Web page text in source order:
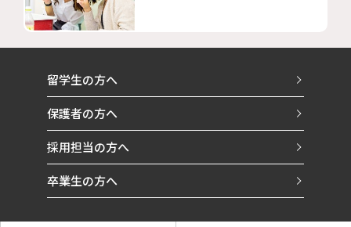
留学生の方へ
保護者の方へ
採用担当の方へ
卒業生の方へ